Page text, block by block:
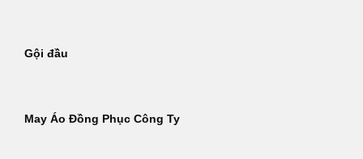
Gội đầu
May Áo Đồng Phục Công Ty